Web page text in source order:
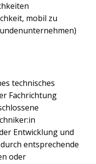
mobil zu
technisches
Fachrichtung
Entwicklung und
entsprechende
oder